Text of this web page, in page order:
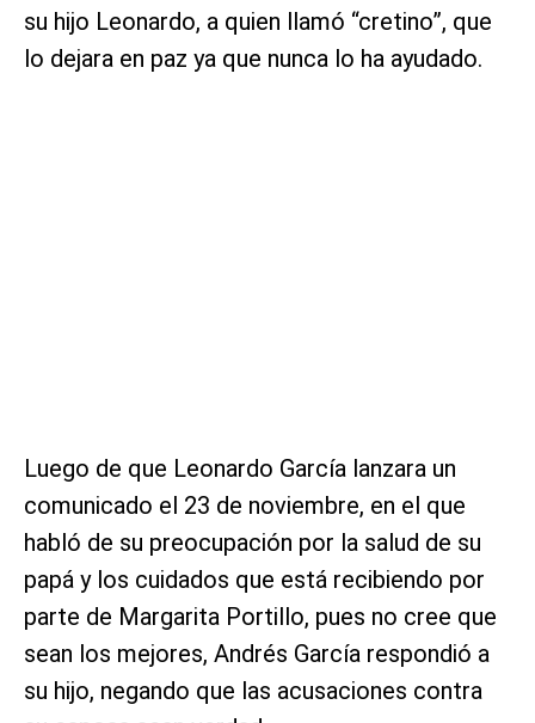
su hijo Leonardo, a quien llamó “cretino”, que
lo dejara en paz ya que nunca lo ha ayudado.
Luego de que Leonardo García lanzara un
comunicado el 23 de noviembre, en el que
habló de su preocupación por la salud de su
papá y los cuidados que está recibiendo por
parte de Margarita Portillo, pues no cree que
sean los mejores, Andrés García respondió a
su hijo, negando que las acusaciones contra